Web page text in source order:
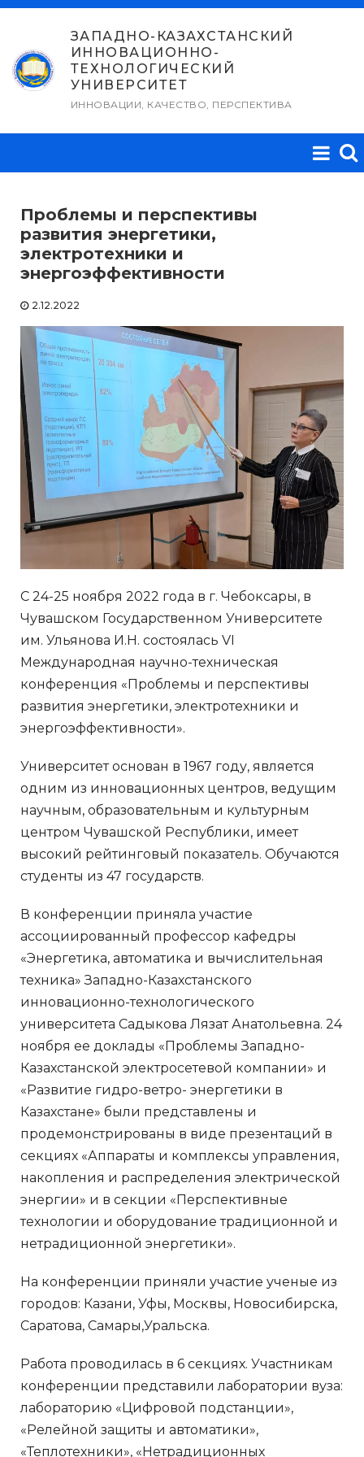
Перейти
содержимому
ЗАПАДНО-КАЗАХСТАНСКИЙ
ИННОВАЦИОННО-
ТЕХНОЛОГИЧЕСКИЙ
УНИВЕРСИТЕТ
ИННОВАЦИИ, КАЧЕСТВО, ПЕРСПЕКТИВА
Проблемы и перспективы
развития энергетики,
электротехники и
энергоэффективности
2.12.2022
С 24-25 ноября 2022 года в г. Чебоксары, в
Чувашском Государственном Университете
им. Ульянова И.Н. состоялась VI
Международная научно-техническая
конференция «Проблемы и перспективы
развития энергетики, электротехники и
энергоэффективности».
Университет основан в 1967 году, является
одним из инновационных центров, ведущим
научным, образовательным и культурным
центром Чувашской Республики, имеет
высокий рейтинговый показатель. Обучаются
студенты из 47 государств.
В конференции приняла участие
ассоциированный профессор кафедры
«Энергетика, автоматика и вычислительная
техника» Западно-Казахстанского
инновационно-технологического
университета Садыкова Лязат Анатольевна. 24
ноября ее доклады «Проблемы Западно-
Казахстанской электросетевой компании» и
«Развитие гидро-ветро- энергетики в
Казахстане» были представлены и
продемонстрированы в виде презентаций в
секциях «Аппараты и комплексы управления,
накопления и распределения электрической
энергии» и в секции «Перспективные
технологии и оборудование традиционной и
нетрадиционной энергетики».
На конференции приняли участие ученые из
городов: Казани, Уфы, Москвы, Новосибирска,
Саратова, Самары,Уральска.
Работа проводилась в 6 секциях. Участникам
конференции представили лаборатории вуза:
лабораторию «Цифровой подстанции»,
«Релейной защиты и автоматики»,
«Теплотехники», «Нетрадиционных